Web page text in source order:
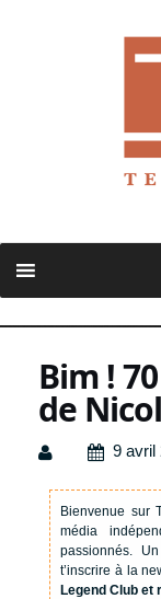
content
Bim !
de
9 avril
Bienvenue sur
média
passionnés.
t’inscrire à la
Legend Club et